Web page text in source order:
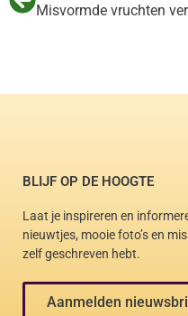
BLIJF OP DE HOOGTE
Laat je inspireren en
nieuwtjes, mooie foto’s en
zelf geschreven hebt.
Aanmelden